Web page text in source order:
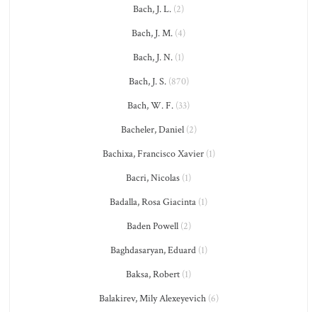
Bach, J. L. (2)
Bach, J. M. (4)
Bach, J. N. (1)
Bach, J. S.(870)
Bach, W. F. (33)
Bacheler, Daniel(2)
Bachixa, Francisco Xavier(1)
Bacri, Nicolas (1)
Badalla, Rosa Giacinta (1)
Baden Powell(2)
Baghdasaryan, Eduard(1)
Baksa, Robert (1)
Balakirev, Mily Alexeyevich(6)